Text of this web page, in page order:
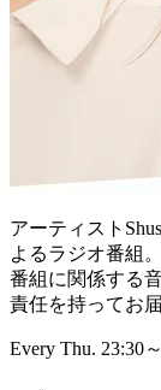
アーティスト
よるラジオ番組。
番組に関係する
責任を持ってお
Every Thu. 23:30